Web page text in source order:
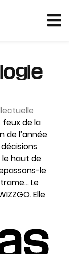
feux de la
de l’année
le haut de
le
Le
Elle